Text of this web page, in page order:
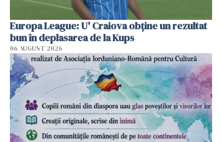
Europa League: U' Craiova obține un rezultat
bun în deplasarea de la Kups
06 AUGUST 2026